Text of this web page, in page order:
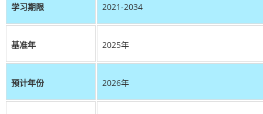
学习期限 2021-2034
基准年 2025年
预计年份 2026年